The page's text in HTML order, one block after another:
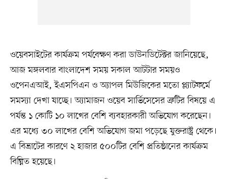
ওয়েবসাইটের কার্যক্রম পর্যবেক্ষণ করা ডাউনডিটেক্টর জানিয়েছে,
আজ মঙ্গলবার বাংলাদেশ সময় সকাল আটটার সময়ও
ওপেনএআই, ইএসপিএন ও অ্যাপল মিউজিকের মতো প্ল্যাটফর্মে
সমস্যা দেখা যাচ্ছে। অ্যামাজন ওয়েব সার্ভিসেসের ত্রুটির বিষয়ে এ
পর্যন্ত ১ কোটি ১০ লাখের বেশি ব্যবহারকারী অভিযোগ করেছেন।
এর মধ্যে ৩০ লাখের বেশি অভিযোগ জমা পড়েছে যুক্তরাষ্ট্র থেকে।
এ বিভ্রাটের কারণে ২ হাজার ৫০০টির বেশি প্রতিষ্ঠানের কার্যক্রম
বিঘ্নিত হয়েছে।